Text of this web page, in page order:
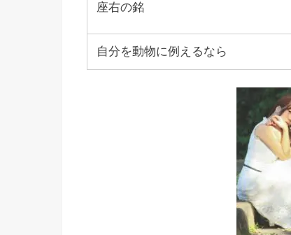
座右の銘
自分を動物に例えるなら